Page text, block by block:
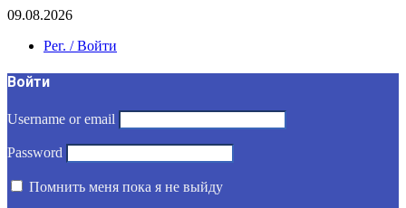
09.08.2026
Рег. / Войти
Войти
Username or email
Password
Помнить меня пока я не выйду